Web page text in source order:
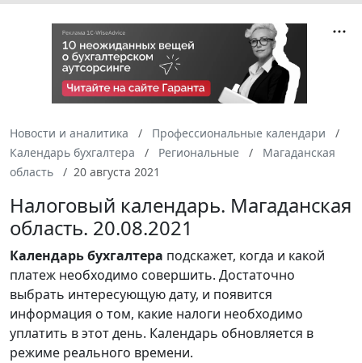
Новости и аналитика
Профессиональные календари
Календарь бухгалтера
Региональные
Магаданская
область
20 августа 2021
Налоговый календарь. Магаданская
область. 20.08.2021
Календарьбухгалтера подскажет, когда и какой
платеж необходимо совершить. Достаточно
выбрать интересующую дату, и появится
информация о том, какие налоги необходимо
уплатить в этот день. Календарь обновляется в
режиме реального времени.